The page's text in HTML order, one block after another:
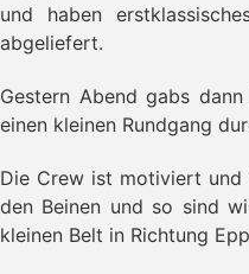
und haben
abgeliefert.
Gestern Abend gabs
einen kleinen Rundgang
Die Crew ist motiviert
den Beinen und so sind
kleinen Belt in Richtung